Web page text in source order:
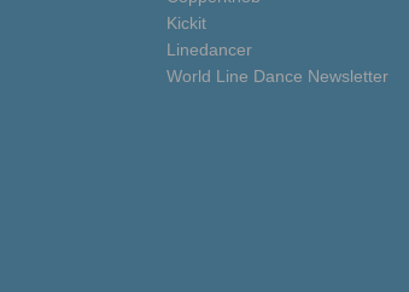
Kickit
Linedancer
World Line Dance Newsletter